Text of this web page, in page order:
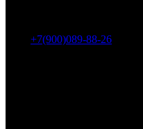
+7(900)089-88-26